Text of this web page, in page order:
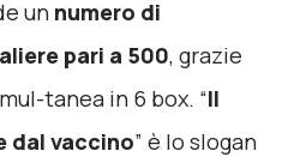
un numero di
pari a 500, grazie
tanea in 6 box. “Il
dal vaccino” è lo slogan